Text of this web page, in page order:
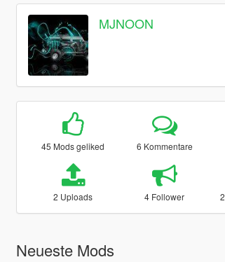
MJNOON
45 Mods geliked 6 Kommentare
2 Uploads 4 Follower
Neueste Mods